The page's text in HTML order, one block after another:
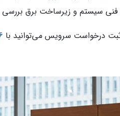
سیستم و زیرساخت برق بررسی
درخواست سرویس می‌توانید با